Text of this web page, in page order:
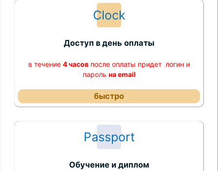
Clock
Доступ в день оплаты
в течение 4 часов после оплаты придет логин и
пароль на email
быстро
Passport
Обучение и диплом